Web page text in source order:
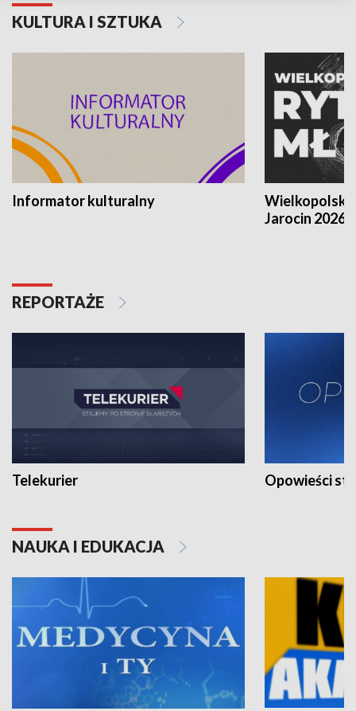
KULTURA I SZTUKA
Informator kulturalny
Jarocin 2026
REPORTAŻE
Telekurier Opowieści
NAUKA I EDUKACJA